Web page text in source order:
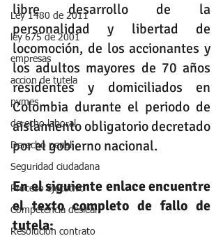
Ley 1480 de 2011
ley 675 de 2001
empresas
accion de tutela
pymes
derecho laboral
Derecho penal
Seguridad ciudadana
Proceso ejecutivo
Competencia desleal
Resolución contrato
libre desarrollo de la
personalidad y libertad de
locomoción, de los accionantes y
los adultos mayores de 70 años
residentes y domiciliados en
Colombia durante el periodo de
aislamiento obligatorio decretado
por el gobierno nacional.
En el siguiente enlace encuentre
el texto completo de fallo de
tutela: